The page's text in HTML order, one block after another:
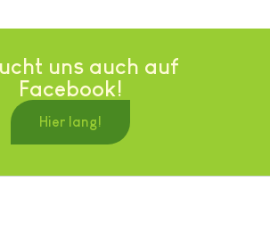
uns auch auf
Facebook!
Hier lang!